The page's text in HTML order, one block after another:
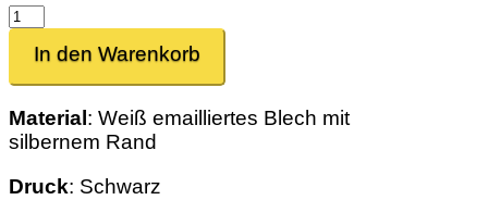
Emaille
Tasse
Flow
Menge
In den Warenkorb
Material : Weiß emailliertes Blech mit
silbernem Rand
Druck: Schwarz